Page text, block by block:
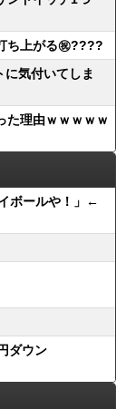
ち上がる㊗????
に気付いてしま
た理由ｗｗｗｗｗ
ボールや！」←
ダウン